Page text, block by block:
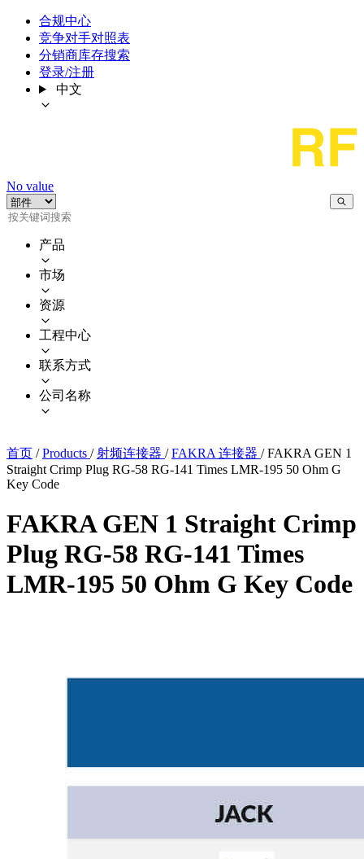
合规中心
竞争对手对照表
分销商库存搜索
登录/注册
中文
No value
产品
市场
资源
工程中心
联系方式
公司名称
首页 / Products / 射频连接器 / FAKRA 连接器 / FAKRA GEN 1
Straight Crimp Plug RG-58 RG-141 Times LMR-195 50 Ohm G
Key Code
FAKRA GEN 1 Straight Crimp
Plug RG-58 RG-141 Times
LMR-195 50 Ohm G Key Code